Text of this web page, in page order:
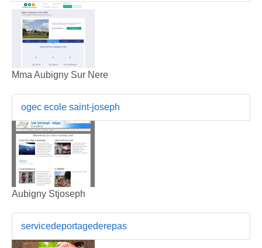
Mma Aubigny Sur Nere
ogec ecole saint-joseph
Aubigny Stjoseph
servicedeportagederepas